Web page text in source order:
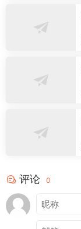
评论 0